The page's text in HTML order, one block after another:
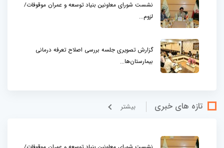
نشست شورای معاونین بنیاد توسعه و عمران موقوفات/
لزوم...
گزارش تصویری جلسه بررسی اصلاح تعرفه درمانی
بیمارستان‌ها...
تازه های خبری بيشتر